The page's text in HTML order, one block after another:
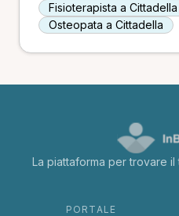
Fisioterapista a Cittadella
Osteopata a Cittadella
La piattaforma per trovare
PORTALE